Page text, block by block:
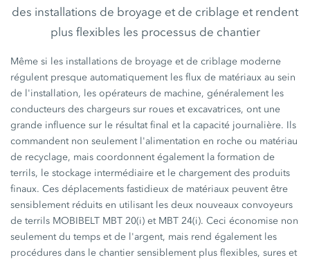
des installations de broyage et de criblage et rendent
plus flexibles les processus de chantier
Même si les installations de broyage et de criblage moderne
régulent presque automatiquement les flux de matériaux au sein
de l'installation, les opérateurs de machine, généralement les
conducteurs des chargeurs sur roues et excavatrices, ont une
grande influence sur le résultat final et la capacité journalière. Ils
commandent non seulement l'alimentation en roche ou matériau
de recyclage, mais coordonnent également la formation de
terrils, le stockage intermédiaire et le chargement des produits
finaux. Ces déplacements fastidieux de matériaux peuvent être
sensiblement réduits en utilisant les deux nouveaux convoyeurs
de terrils MOBIBELT MBT 20(i) et MBT 24(i). Ceci économise non
seulement du temps et de l'argent, mais rend également les
procédures dans le chantier sensiblement plus flexibles, sures et